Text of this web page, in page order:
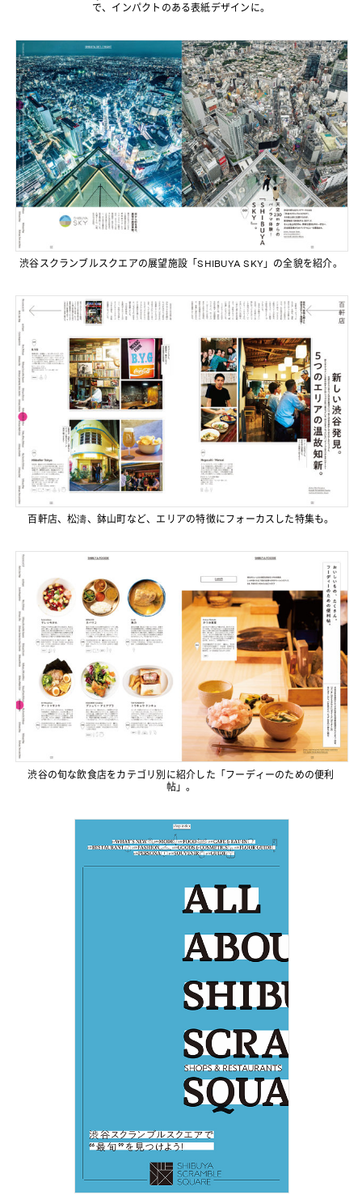
で、インパクトのある表紙デザインに。
渋谷スクランブルスクエアの展望施設「SHIBUYA SKY」の全貌を紹介。
百軒店、松濤、鉢山町など、エリアの特徴にフォーカスした特集も。
渋谷の旬な飲食店をカテゴリ別に紹介した「フーディーのための便利
帖」。